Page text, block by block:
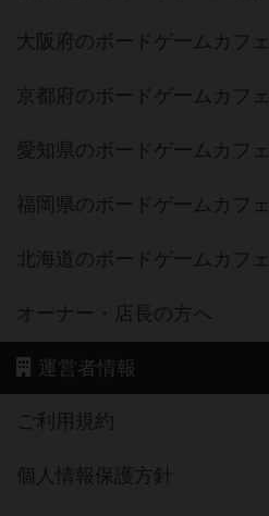
大阪府のボードゲームカフェ
京都府のボードゲームカフェ
愛知県のボードゲームカフェ
福岡県のボードゲームカフェ
北海道のボードゲームカフェ
オーナー・店長の方へ
運営者情報
ご利用規約
個人情報保護方針